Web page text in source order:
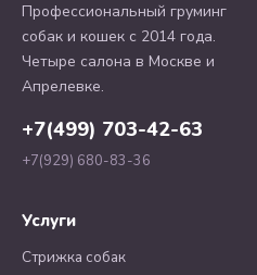
Профессиональный груминг
собак и кошек с 2014 года.
Четыре салона в Москве и
Апрелевке.
+7(499) 703-42-63
+7(929) 680-83-36
Услуги
Стрижка собак